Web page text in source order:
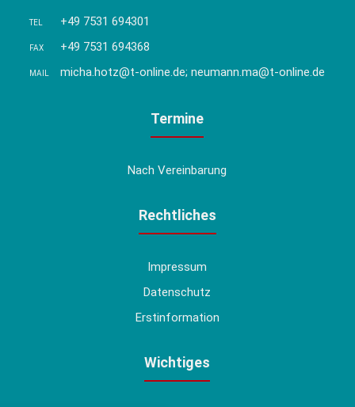
TEL +49 7531 694301
FAX +49 7531 694368
MAIL micha.hotz@t-online.de; neumann.ma@t-online.de
Termine
Nach Vereinbarung
Rechtliches
Impressum
Datenschutz
Erstinformation
Wichtiges